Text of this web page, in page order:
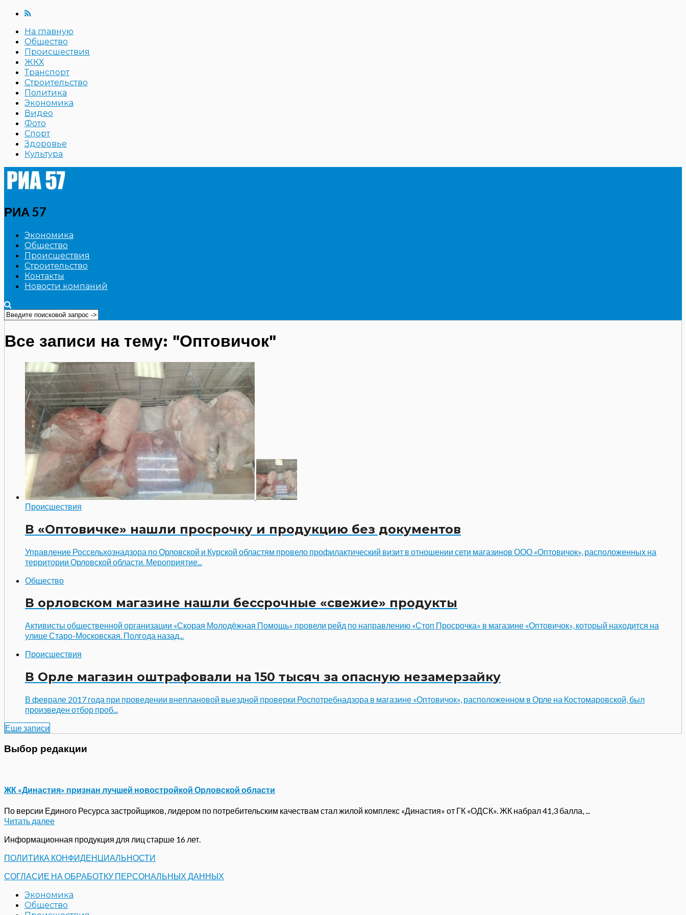
На главную
Общество
Происшествия
ЖКХ
Транспорт
Строительство
Политика
Экономика
Видео
Фото
Спорт
Здоровье
Культура
РИА 57
Экономика
Общество
Происшествия
Строительство
Контакты
Новости компаний
Все записи на тему: "Оптовичок"
Происшествия
В «Оптовичке» нашли просрочку и продукцию без документов
Управление Россельхознадзора по Орловской и Курской областям провело профилактический визит в отношении сети магазинов ООО «Оптовичок», расположенных на
территории Орловской области. Мероприятие...
Общество
В орловском магазине нашли бессрочные «свежие» продукты
Активисты общественной организации «Скорая Молодёжная Помощь» провели рейд по направлению «Стоп Просрочка» в магазине «Оптовичок», который находится на
улице Старо-Московская. Полгода назад...
Происшествия
В Орле магазин оштрафовали на 150 тысяч за опасную незамерзайку
В феврале 2017 года при проведении внеплановой выездной проверки Роспотребнадзора в магазине «Оптовичок», расположенном в Орле на Костомаровской, был
произведен отбор проб...
Еще записи
Выбор редакции
ЖК «Династия» признан лучшей новостройкой Орловской области
По версии Единого Ресурса застройщиков, лидером по потребительским качествам стал жилой комплекс «Династия» от ГК «ОДСК». ЖК набрал 41,3 балла, ...
Читать далее
Информационная продукция для лиц старше 16 лет.
ПОЛИТИКА КОНФИДЕНЦИАЛЬНОСТИ
СОГЛАСИЕ НА ОБРАБОТКУ ПЕРСОНАЛЬНЫХ ДАННЫХ
Экономика
Общество